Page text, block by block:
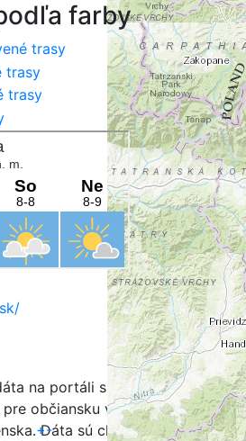
+-
farby
trasy
trasy
trasy
na portáli sú určené na
občiansku verejnosť, turistov
Dáta sú chránené v zmysle